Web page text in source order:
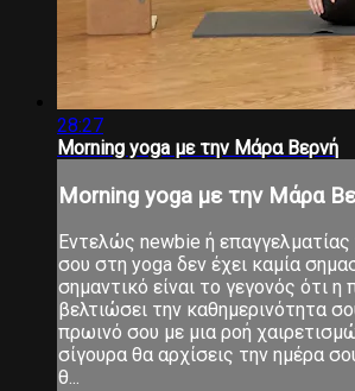
28:27
Morning yoga με την Μάρα Βερνή
Morning yoga με την Μάρα
Εντελώς newbie ή επαγγελματίας
σου στη yoga δεν έχει καμία
σημαντικό είναι το γεγονός ότι η
βελτιώσει την καθημερινότητα
πρωινό σου με μια ροή
σίγουρα θα αρχίσεις την ημέρα
θ...